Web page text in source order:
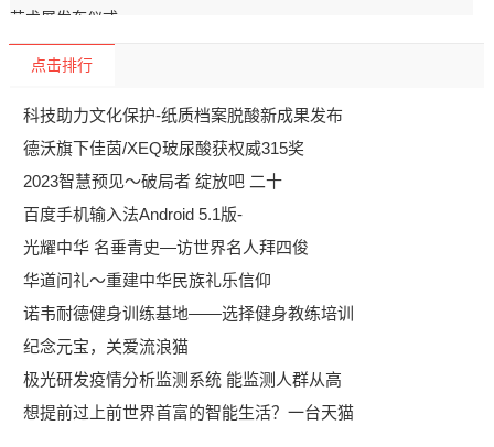
点击排行
科技助力文化保护-纸质档案脱酸新成果发布
德沃旗下佳茵/XEQ玻尿酸获权威315奖
2023智慧预见～破局者 绽放吧 二十
百度手机输入法Android 5.1版-
光耀中华 名垂青史—访世界名人拜四俊
华道问礼～重建中华民族礼乐信仰
诺韦耐德健身训练基地——选择健身教练培训
纪念元宝，关爱流浪猫
极光研发疫情分析监测系统 能监测人群从高
想提前过上前世界首富的智能生活？一台天猫